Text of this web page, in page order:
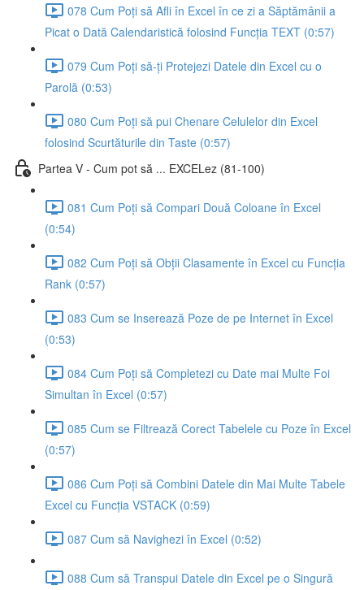
078 Cum Poți să Afli în Excel în ce zi a Săptămânii a
Picat o Dată Calendaristică folosind Funcția TEXT (0:57)
079 Cum Poți să-ți Protejezi Datele din Excel cu o
Parolă (0:53)
080 Cum Poți să pui Chenare Celulelor din Excel
folosind Scurtăturile din Taste (0:57)
Partea V - Cum pot să ... EXCELez (81-100)
081 Cum Poți să Compari Două Coloane în Excel
(0:54)
082 Cum Poți să Obții Clasamente în Excel cu Funcția
Rank (0:57)
083 Cum se Inserează Poze de pe Internet în Excel
(0:53)
084 Cum Poți să Completezi cu Date mai Multe Foi
Simultan în Excel (0:57)
085 Cum se Filtrează Corect Tabelele cu Poze în Excel
(0:57)
086 Cum Poți să Combini Datele din Mai Multe Tabele
Excel cu Funcția VSTACK (0:59)
087 Cum să Navighezi în Excel (0:52)
088 Cum să Transpui Datele din Excel pe o Singură